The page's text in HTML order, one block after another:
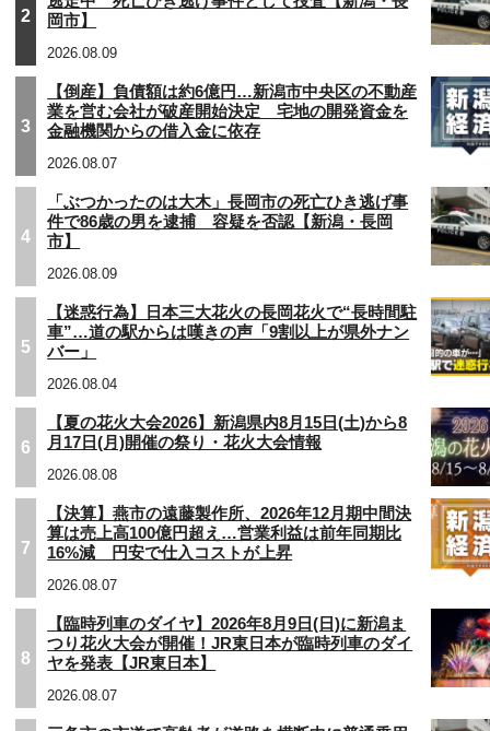
2
岡市】
2026.08.09
3
【倒産】負債額は約6億円…新潟市中央区の不動産
業を営む会社が破産開始決定 宅地の開発資金を
金融機関からの借入金に依存
2026.08.07
4
「ぶつかったのは大木」長岡市の死亡ひき逃げ事
件で86歳の男を逮捕 容疑を否認【新潟・長岡
市】
2026.08.09
5
【迷惑行為】日本三大花火の長岡花火で“長時間駐
車”…道の駅からは嘆きの声「9割以上が県外ナン
バー」
2026.08.04
6
【夏の花火大会2026】新潟県内8月15日(土)から8
月17日(月)開催の祭り・花火大会情報
2026.08.08
7
【決算】燕市の遠藤製作所、2026年12月期中間決
算は売上高100億円超え…営業利益は前年同期比
16%減 円安で仕入コストが上昇
2026.08.07
8
【臨時列車のダイヤ】2026年8月9日(日)に新潟ま
つり花火大会が開催！JR東日本が臨時列車のダイ
ヤを発表【JR東日本】
2026.08.07